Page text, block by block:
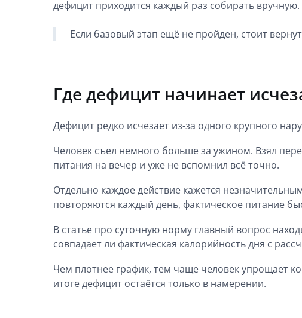
дефицит приходится каждый раз собирать вручную.
Если базовый этап ещё не пройден, стоит
Где дефицит начинает
Дефицит редко исчезает из-за одного крупного
Человек съел немного больше за ужином. Взял
питания на вечер и уже не вспомнил всё точно.
Отдельно каждое действие кажется
повторяются каждый день, фактическое питание
В статье про суточную норму главный вопрос
совпадает ли фактическая калорийность дня с
Чем плотнее график, тем чаще человек упрощает
итоге дефицит остаётся только в намерении.